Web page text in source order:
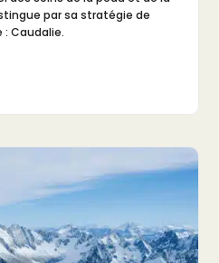
par sa stratégie de
Caudalie.